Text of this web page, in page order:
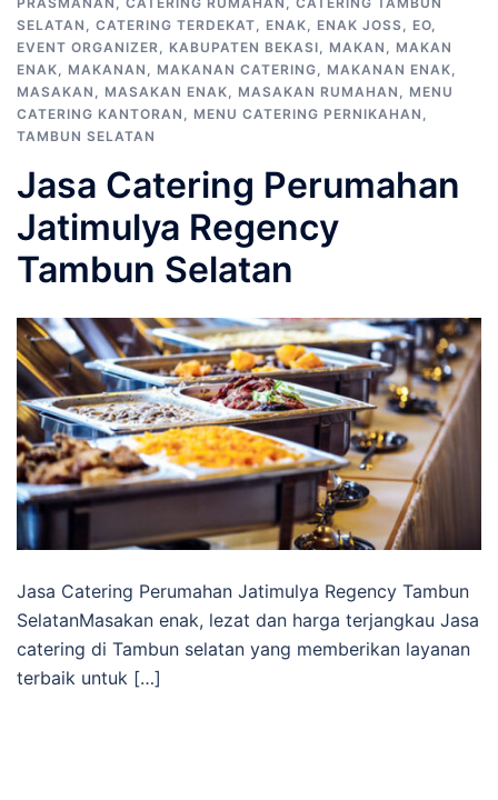
SELATAN , CATERING TERDEKAT, ENAK, ENAK JOSS, EO,
EVENT ORGANIZER, KABUPATEN BEKASI, MAKAN , MAKAN
ENAK, MAKANAN , MAKANAN CATERING, MAKANAN ENAK,
MASAKAN , MASAKAN ENAK, MASAKAN RUMAHAN , MENU
CATERING KANTORAN , MENU CATERING PERNIKAHAN ,
TAMBUN SELATAN
Jasa Catering Perumahan
Jatimulya Regency
Tambun Selatan
Jasa Catering Perumahan Jatimulya Regency Tambun
SelatanMasakan enak, lezat dan harga terjangkau Jasa
catering di Tambun selatan yang memberikan layanan
terbaik untuk […]